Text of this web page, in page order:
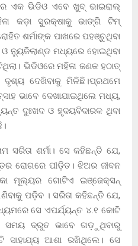
ଏକ ଭିଡିଓ ଏବେ ଖୁବ୍ ଭାଇରାଲ୍
କଡ଼ା ସୁରକ୍ଷାକୁ ଭାଙ୍ଗି ଟିମ୍
ଶର୍ମାଙ୍କ ପାଖରେ ପହଞ୍ଚୁଥିବା
ଓ ନ୍ୟୁଜିଲାଣ୍ଡ ମଧ୍ୟରେ ହୋଇଥିବା
ଭିଡିଓରେ ମହିଳା ଜଣକ ହଠାତ୍
ଦୃଶ୍ୟ ଦେଖିବାକୁ ମିଳିଛି।ପ୍ରଥମେ
ଭାବେ ଦେଖାଯାଇଥିଲେ ମଧ୍ୟ,
ଦୁଃଖଦ ଓ ହୃଦୟବିଦାରକ ଥିବା
ସରିତା ଶର୍ମା। ସେ କହିଛନ୍ତି ଯେ,
ରୋଗରେ ପୀଡ଼ିତ। ଝିଅର ଜୀବନ
ମୂଲ୍ୟର ଗୋଟିଏ ଇଞ୍ଜେକ୍ସନ୍
ପଡ଼ିବ । ସରିତା କହିଛନ୍ତି ଯେ,
ସେ ଏପର୍ଯ୍ୟନ୍ତ ୪.୧ କୋଟି
ସମୟ ଦ୍ରୁତ ଭାବେ ଗଡ଼ୁଥିବାରୁ
ସାହାଯ୍ୟ ଆଶା ରଖିଥିଲେ। ସେ